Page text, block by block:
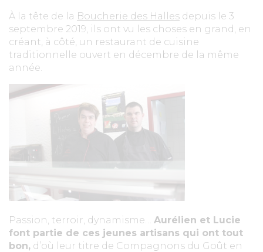
À la tête de la Boucherie des Halles depuis le 3
septembre 2019, ils ont vu les choses en grand, en
créant, à côté, un restaurant de cuisine
traditionnelle ouvert en décembre de la même
année.
Passion, terroir, dynamisme… Aurélien et Lucie
font partie de ces jeunes artisans qui ont tout
bon, d’où leur titre de Compagnons du Goût en